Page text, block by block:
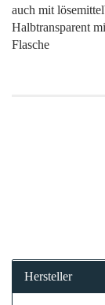
auch mit
Halbtransparent
Flasche
Hersteller